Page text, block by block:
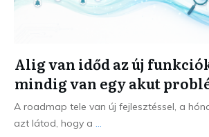
Alig van időd az új
mindig van egy akut
A roadmap tele van új fejlesztéssel, a
azt látod, hogy a ...